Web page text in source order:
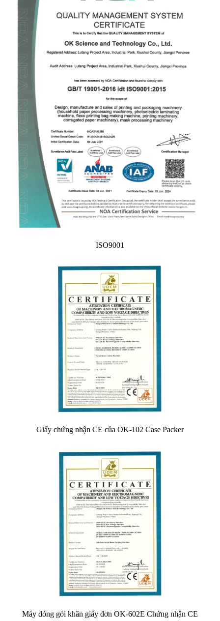
ISO9001
Giấy chứng nhận CE của OK-102 Case Packer
Máy đóng gói khăn giấy đơn OK-602E Chứng nhận CE